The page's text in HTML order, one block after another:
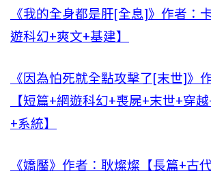
《我的全身都是肝[全息]》作者：
遊科幻+爽文+基建】
《因為怕死就全點攻擊了[末世]》
【短篇+網遊科幻+喪屍+末世+穿
+系統】
《嬌靨》作者：耿燦燦【長篇+古